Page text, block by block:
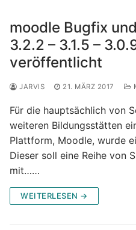
moodle Bugfix
3.2.2 – 3.1.5 –
veröffentlicht
JARVIS 21. MÄRZ 2017
Für die hauptsächlich von
weiteren Bildungsstätten
Plattform, Moodle, wurde
Dieser soll eine Reihe von
mit……
WEITERLESEN →